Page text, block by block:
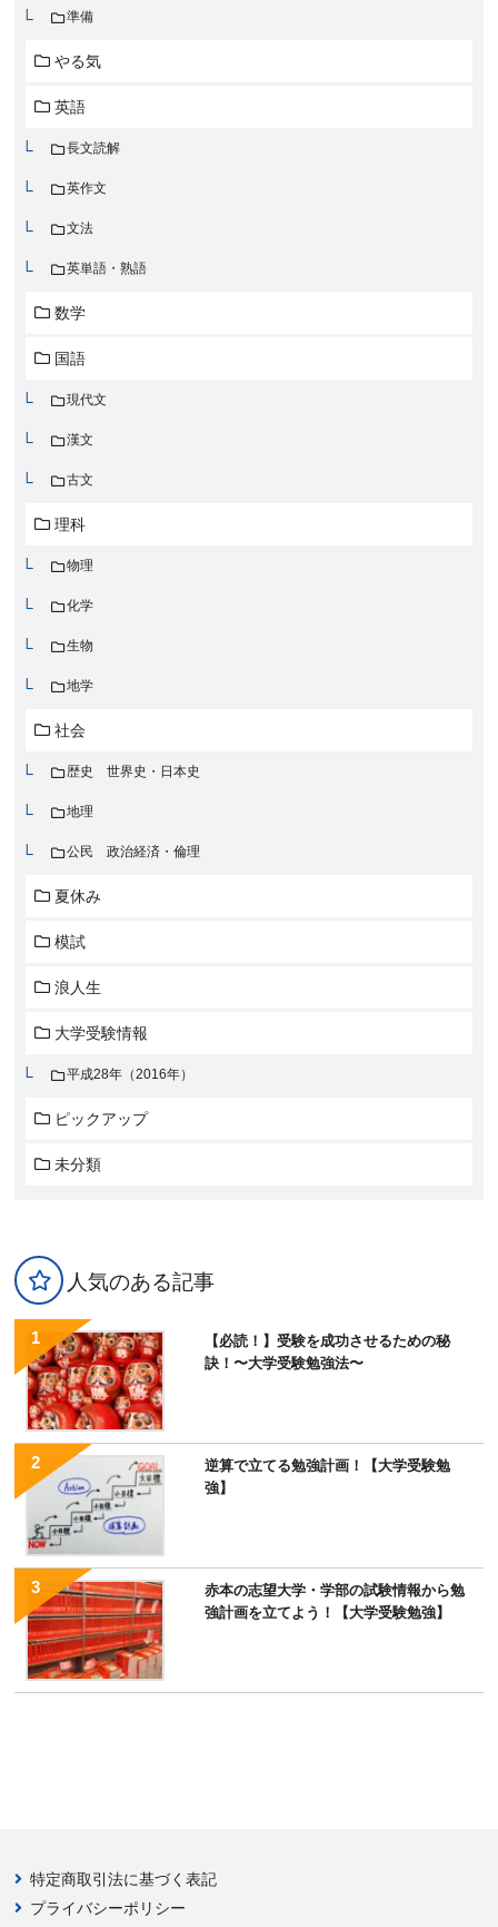
準備
やる気
英語
長文読解
英作文
文法
英単語・熟語
数学
国語
現代文
漢文
古文
理科
物理
化学
生物
地学
社会
歴史 世界史・日本史
地理
公民 政治経済・倫理
夏休み
模試
浪人生
大学受験情報
平成28年（2016年）
ピックアップ
未分類
人気のある記事
【必読！】受験を成功させるための秘
訣！〜大学受験勉強法〜
逆算で立てる勉強計画！【大学受験勉
強】
赤本の志望大学・学部の試験情報から勉
強計画を立てよう！【大学受験勉強】
特定商取引法に基づく表記
プライバシーポリシー